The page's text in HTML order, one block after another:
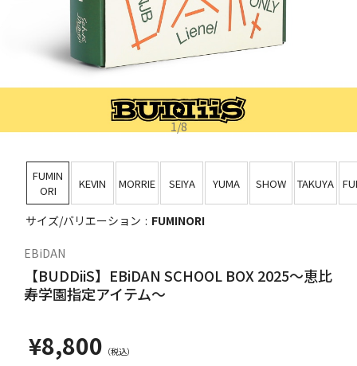
1/8
FUMIN
ORI
KEVIN MORRIE SEIYA YUMA SHOW TAKUYA
サイズ/バリエーション FUMINORI
EBiDAN
【BUDDiiS】EBiDAN SCHOOL BOX 2025～恵比
寿学園指定アイテム～
¥8,800